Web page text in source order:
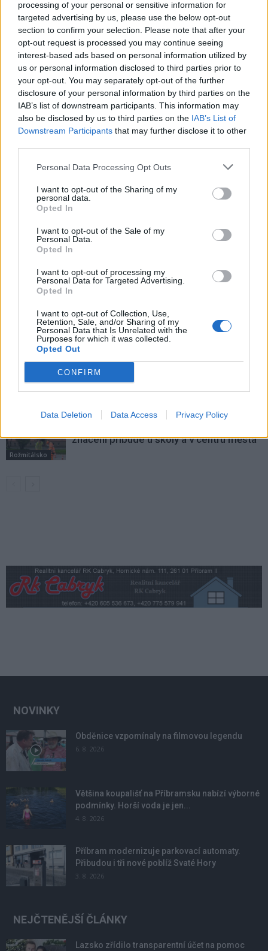
processing of your personal or sensitive information for
targeted advertising by us, please use the below opt-out
section to confirm your selection. Please note that after your
opt-out request is processed you may continue seeing
interest-based ads based on personal information utilized by
us or personal information disclosed to third parties prior to
your opt-out. You may separately opt-out of the further
disclosure of your personal information by third parties on the
IAB’s list of downstream participants. This information may
also be disclosed by us to third parties on the IAB’s List of
Downstream Participants that may further disclose it to other
Personal Data Processing Opt Outs
I want to opt-out of the Sharing of my
personal data.
Opted In
I want to opt-out of the Sale of my
Personal Data.
Opted In
I want to opt-out of processing my
Personal Data for Targeted Advertising.
Opted In
I want to opt-out of Collection, Use,
Retention, Sale, and/or Sharing of my
Personal Data that Is Unrelated with the
Purposes for which it was collected.
Opted Out
CONFIRM
Data Deletion Data Access Privacy Policy
TAGY festival Hej mistře Jakub Jan Ryba koncert
mše
pozemky
Rožmitál pod Třemšínem
Úřad zastupování státu ve věcech majetkových
Více než 74 milionů korun
pomůže dobrovolným hasičům
Kraj schválil investiční dotace
VÍCE OD AUTORA
Rožmitálsko
Rožmitálští hasiči sbírají ocenění
i reprezentují město doma i v zahraničí
Rožmitálský zámek představí obrazy
Ivana Bukovského. Vernisáž doplní
koncert i fotografická výstava
Rožmitálsko
značení přibude u školy a v centru města
NOVINKY
Obděnice vzpomínaly na filmovou legendu
6. 8. 2026
Většina koupališť na Příbramsku nabízí výborné
podmínky. Horší voda je jen...
4. 8. 2026
Příbram modernizuje parkovací automaty.
Přibudou i tři nové poblíž Svaté Hory
3. 8. 2026
NEJČTENĚJŠÍ ČLÁNKY
Lazsko zřídilo transparentní účet na pomoc